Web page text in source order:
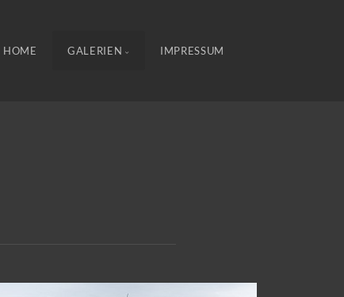
HOME GALERIEN IMPRESSUM